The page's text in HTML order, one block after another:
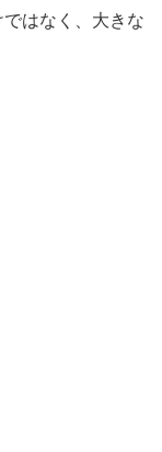
はなく、大きな